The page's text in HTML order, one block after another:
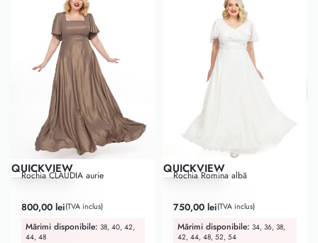
QUICKVIEW
Rochia CLAUDIA aurie
Evaluat la 5.00din 5
800,00 lei(TVA inclus)
Mărimi disponibile: 38, 40, 42,
44, 48
QUICKVIEW
Rochia Romina albă
Evaluat la 5.00din 5
750,00 lei(TVA inclus)
Mărimi disponibile: 34, 36, 38,
42, 44, 48, 52, 54